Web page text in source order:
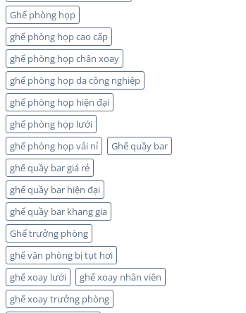
Ghế phòng họp
ghế phòng họp cao cấp
ghế phòng họp chân xoay
ghế phòng họp da công nghiệp
ghế phòng họp hiện đại
ghế phòng họp lưới
ghế phòng họp vải nỉ
Ghế quầy bar
ghế quầy bar giá rẻ
ghế quầy bar hiện đại
ghế quầy bar khang gia
Ghế trưởng phòng
ghế văn phòng bị tụt hơi
ghế xoay lưới
ghế xoay nhân viên
ghế xoay trưởng phòng